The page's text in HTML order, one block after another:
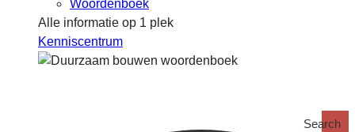
Woordenboek
Alle informatie op 1 plek
Kenniscentrum
Search